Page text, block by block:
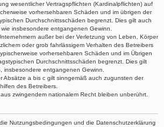
wesentlicher Vertragspflichten (Kardinalpflichten) auf
vorhersehbaren Schäden und im übrigen der
Durchschnittsschäden begrenzt. Dies gilt auch
insbesondere entgangenen Gewinn.
außer bei der Verletzung von Leben, Körper
oder grob fahrlässigem Verhalten des Betreibers
vorhersehbaren Schäden und im Übrigen
Durchschnittsschäden begrenzt. Dies gilt
insbesondere entgangenen Gewinn.
Absätze a bis c gilt sinngemäß auch zugunsten der
des Betreibers.
zwingendem nationalem Recht bleiben unberührt.
Nutzungsbedingungen und die Datenschutzerklärung